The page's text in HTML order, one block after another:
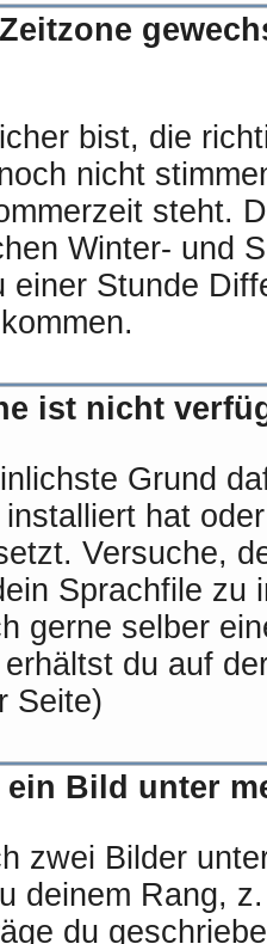
bist, die
nicht
steht.
Winter- und
einer Stunde
ist nicht
Grund
hat
Versuche,
Sprachfile zu
gerne selber
du auf
Seite)
Bild unter
zwei Bilder
deinem Rang,
du